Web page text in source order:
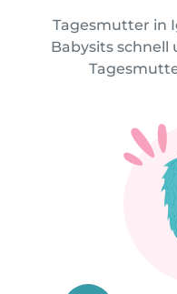
Tagesmutter in
Babysits